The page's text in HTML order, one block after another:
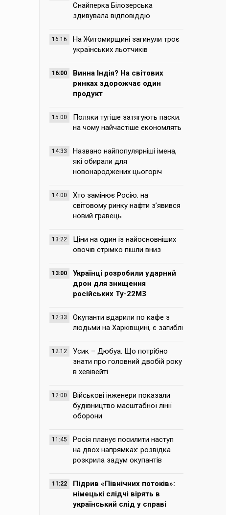
Снайперка Білозерська
здивувала відповіддю
16:16
На Житомирщині загинули троє
українських льотчиків
16:00
Винна Індія? На світових
ринках здорожчає один
продукт
15:00
Поляки тугіше затягують паски:
на чому найчастіше економлять
14:33
Названо найпопулярніші імена,
які обирали для
новонароджених цьогоріч
14:00
Хто замінює Росію: на
світовому ринку нафти з’явився
новий гравець
13:22
Ціни на один із найосновніших
овочів стрімко пішли вниз
13:00
Українці розробили ударний
дрон для знищення
російських Ту-22М3
12:33
Окупанти вдарили по кафе з
людьми на Харківщині, є загиблі
12:12
Усик – Дюбуа. Що потрібно
знати про головний двобій року
в хевівейті
12:00
Військові інженери показали
будівництво масштабної лінії
оборони
11:45
Росія планує посилити наступ
на двох напрямках: розвідка
розкрила задум окупантів
11:22
Підрив «Північних потоків»:
німецькі слідчі вірять в
український слід у справі